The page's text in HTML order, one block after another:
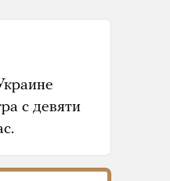
с девяти